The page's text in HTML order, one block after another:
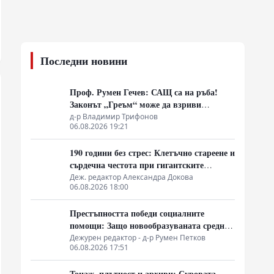
Последни новини
Проф. Румен Гечев: САЩ са на ръба!
Законът „Греъм“ може да взриви
собствената им икономика!
д-р Владимир Трифонов
06.08.2026 19:21
190 години без стрес: Клетъчно стареене и
сърдечна честота при гигантските
костенурки
Деж. редактор Александра Докова
06.08.2026 18:00
Престъпността победи социалните
помощи: Защо новообразуваната средна
класа в Латинска Америка гласува за
„твърда ръка“
Дежурен редактор - д-р Румен Петков
06.08.2026 17:51